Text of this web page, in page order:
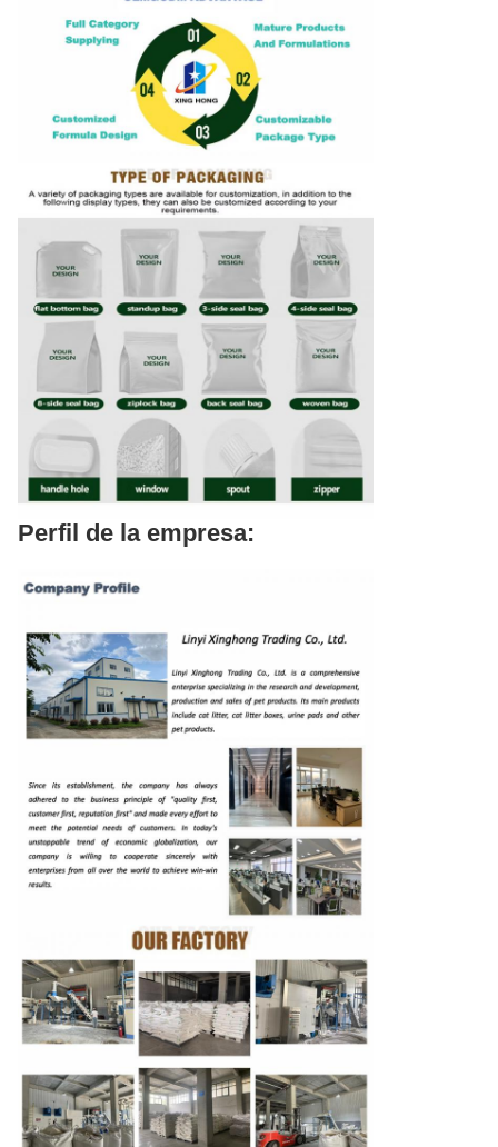
Perfil de la empresa: